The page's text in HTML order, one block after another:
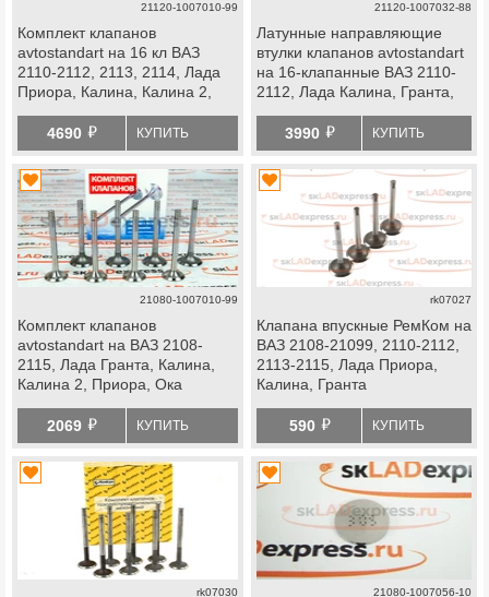
21120-1007010-99
Комплект клапанов
avtostandart на 16 кл ВАЗ
2110-2112, 2113, 2114, Лада
Приора, Калина, Калина 2,
Ларгус fl, Веста, Веста ng, Икс
Рей, Искра, Нива Спорт
4690 й КУПИТЬ
21120-1007032-88
Латунные направляющие
втулки клапанов avtostandart
на 16-клапанные ВАЗ 2110-
2112, Лада Калина, Гранта,
3990 й КУПИТЬ
21080-1007010-99
Комплект клапанов
avtostandart на ВАЗ 2108-
2115, Лада Гранта, Калина,
Калина 2, Приора, Ока
2069 й КУПИТЬ
rk07027
Клапана впускные РемКом на
ВАЗ 2108-21099, 2110-2112,
2113-2115, Лада Приора,
Калина, Гранта
590 й КУПИТЬ
rk07030 21080-1007056-10